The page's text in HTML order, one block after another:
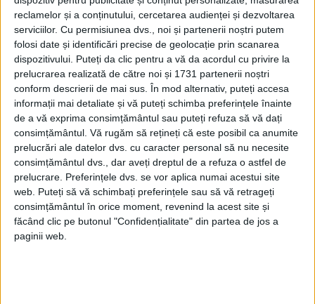
reclamelor și a conținutului, cercetarea audienței și dezvoltarea
serviciilor. Cu permisiunea dvs., noi și partenerii noștri putem
folosi date și identificări precise de geolocație prin scanarea
dispozitivului. Puteți da clic pentru a vă da acordul cu privire la
prelucrarea realizată de către noi și 1731 partenerii noștri
conform descrierii de mai sus. În mod alternativ, puteți accesa
informații mai detaliate și vă puteți schimba preferințele înainte
de a vă exprima consimțământul sau puteți refuza să vă dați
consimțământul. Vă rugăm să rețineți că este posibil ca anumite
prelucrări ale datelor dvs. cu caracter personal să nu necesite
consimțământul dvs., dar aveți dreptul de a refuza o astfel de
prelucrare. Preferințele dvs. se vor aplica numai acestui site
web. Puteți să vă schimbați preferințele sau să vă retrageți
consimțământul în orice moment, revenind la acest site și
făcând clic pe butonul "Confidențialitate" din partea de jos a
paginii web.
Contribuția câinilor de război în bătăliile de la Guam
Câinii militari de serviciu sunt o parte esențială a forțelor
armate americane. Cu simțurile lor ascuțite și loialitatea lor,